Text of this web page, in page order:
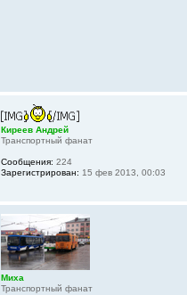
Киреев Андрей
Транспортный фанат
Сообщения: 224
Зарегистрирован: 15 фев 2013, 00:03
Миха
Транспортный фанат